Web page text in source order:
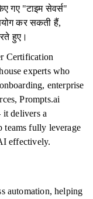
गए "टाइम सेवर्स"
कर सकती हैं,
हुए।
Certification
experts who
enterprise
Prompts.ai
it delivers a
teams fully leverage
effectively.
automation, helping